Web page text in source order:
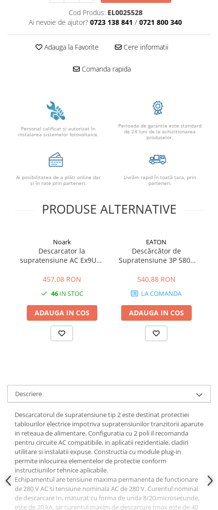
Cod Produs: EL0025528
Ai nevoie de ajutor? 0723 138 841 / 0721 800 340
Adauga la Favorite Cere informatii
Comanda rapida
Personal calificat şi autorizat în
instalarea sistemelor fotovoltaice.
Perioada de garantie este standard
de 24 luni de la achizitionarea
produselor.
Ai posibilitatea de a plăti online dar
şi în rate prin parteneri.
Livrăm rapid în toată țara, prin
parteneri.
PRODUSE ALTERNATIVE
Noark
Descarcator la
supratensiune AC Ex9UE2
457,08 RON
46IN STOC
ADAUGA IN COS
EATON
Descărcător de
Supratensiune 3P 580V
Tablouri Trifazate
540,88 RON
LA COMANDA
ADAUGA IN COS
Descriere
Descarcatorul de supratensiune tip 2 este destinat protectiei
tablourilor electrice impotriva supratensiunilor tranzitorii aparute
in reteaua de alimentare. Configuratia cu 2 poli il recomanda
pentru circuite AC compatibile, in aplicatii rezidentiale, cladiri
utilitare si instalatii expuse. Constructia cu module plug-in
permite inlocuirea elementelor de protectie conform
instructiunilor tehnice aplicabile.
Echipamentul are tensiune maxima permanenta de functionare
de 280 V AC si tensiune nominala AC de 280 V. Curentul nominal
de descarcare In, masurat cu forma de unda 8/20 microsecunde,
este de 20 kA, iar curentul maxim de descarcare Imax este de 40